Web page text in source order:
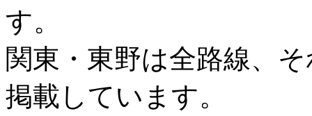
す。
関東・東野は全路線、
掲載しています。